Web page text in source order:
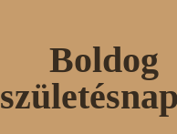
Boldog